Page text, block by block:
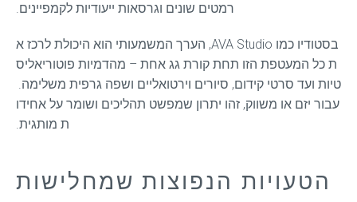
רמטים שונים וגרסאות ייעודיות לקמפיינים.
בסטודיו כמו AVA Studio, הערך המשמעותי הוא היכולת לרכז א
ת כל המעטפת הזו תחת קורת גג אחת – מהדמיות פוטוריאליס
עבור יזם או משווק, זהו יתרון שמפשט תהליכים ושומר על אחידו
ת מותגית.
הטעויות הנפוצות שמחלישות